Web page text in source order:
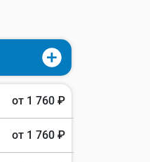
от 1 760 ₽
от 1 760 ₽